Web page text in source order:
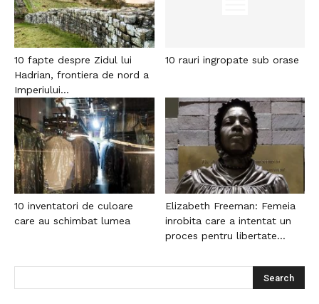
10 fapte despre Zidul lui
Hadrian, frontiera de nord a
Imperiului...
10 rauri ingropate sub orase
10 inventatori de culoare
care au schimbat lumea
Elizabeth Freeman: Femeia
inrobita care a intentat un
proces pentru libertate...